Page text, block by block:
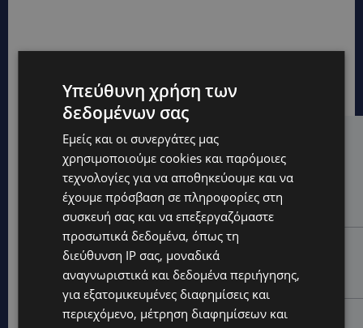
Hot this week
UPDATES
ΜΑΚΑΡΙΟΣ ΔΡΟΥΣΙΩΤΗΣ: Ζητά τη στήριξη του κοινού
για τα δικαστικά έξοδα-Τι λέει ο ίδιος-(Βίντεο)
UPDATES
ΝΙΚΟΣ ΚΑΖΑΝΤΖΑΚΗΣ: Γιατί το έργο του εξακολουθεί
να μας αφορά
UPDATES
Υπεύθυνη χρήση των
δεδομένων σας
Εμείς και οι συνεργάτες μας
χρησιμοποιούμε cookies και παρόμοιες
τεχνολογίες για να αποθηκεύουμε και να
έχουμε πρόσβαση σε πληροφορίες στη
συσκευή σας και να επεξεργαζόμαστε
προσωπικά δεδομένα, όπως τη
διεύθυνση IP σας, μοναδικά
αναγνωριστικά και δεδομένα περιήγησης,
για εξατομικευμένες διαφημίσεις και
περιεχόμενο, μέτρηση διαφημίσεων και